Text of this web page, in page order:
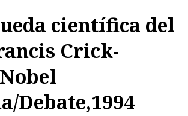
científica del
Crick-
Debate,1994